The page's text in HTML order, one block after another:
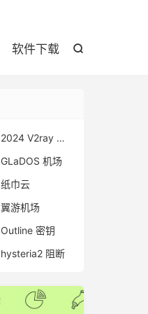

软件下载
2024 V2ray 节点
GLaDOS 机场
纸巾云
翼游机场
Outline 密钥
hysteria2 阻断